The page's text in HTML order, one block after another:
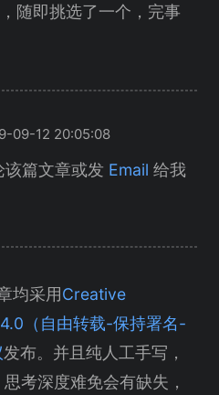
随即挑选了一个，完事
09-12 20:05:08
该篇文章或发 Email 给我
均采用Creative
（自由转载-保持署名-
发布。并且纯人工手写，
考深度难免会有缺失，